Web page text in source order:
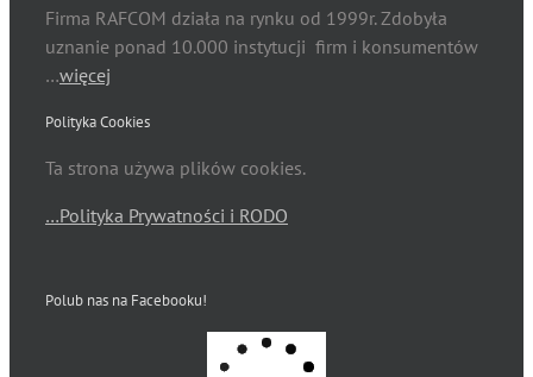
Firma RAFCOM działa na rynku od 1999r. Zdobyła
uznanie ponad 10.000 instytucji firm i konsumentów
…więcej
Polityka Cookies
Ta strona używa plików cookies.
…Polityka Prywatności i RODO
Polub nas na Facebooku!